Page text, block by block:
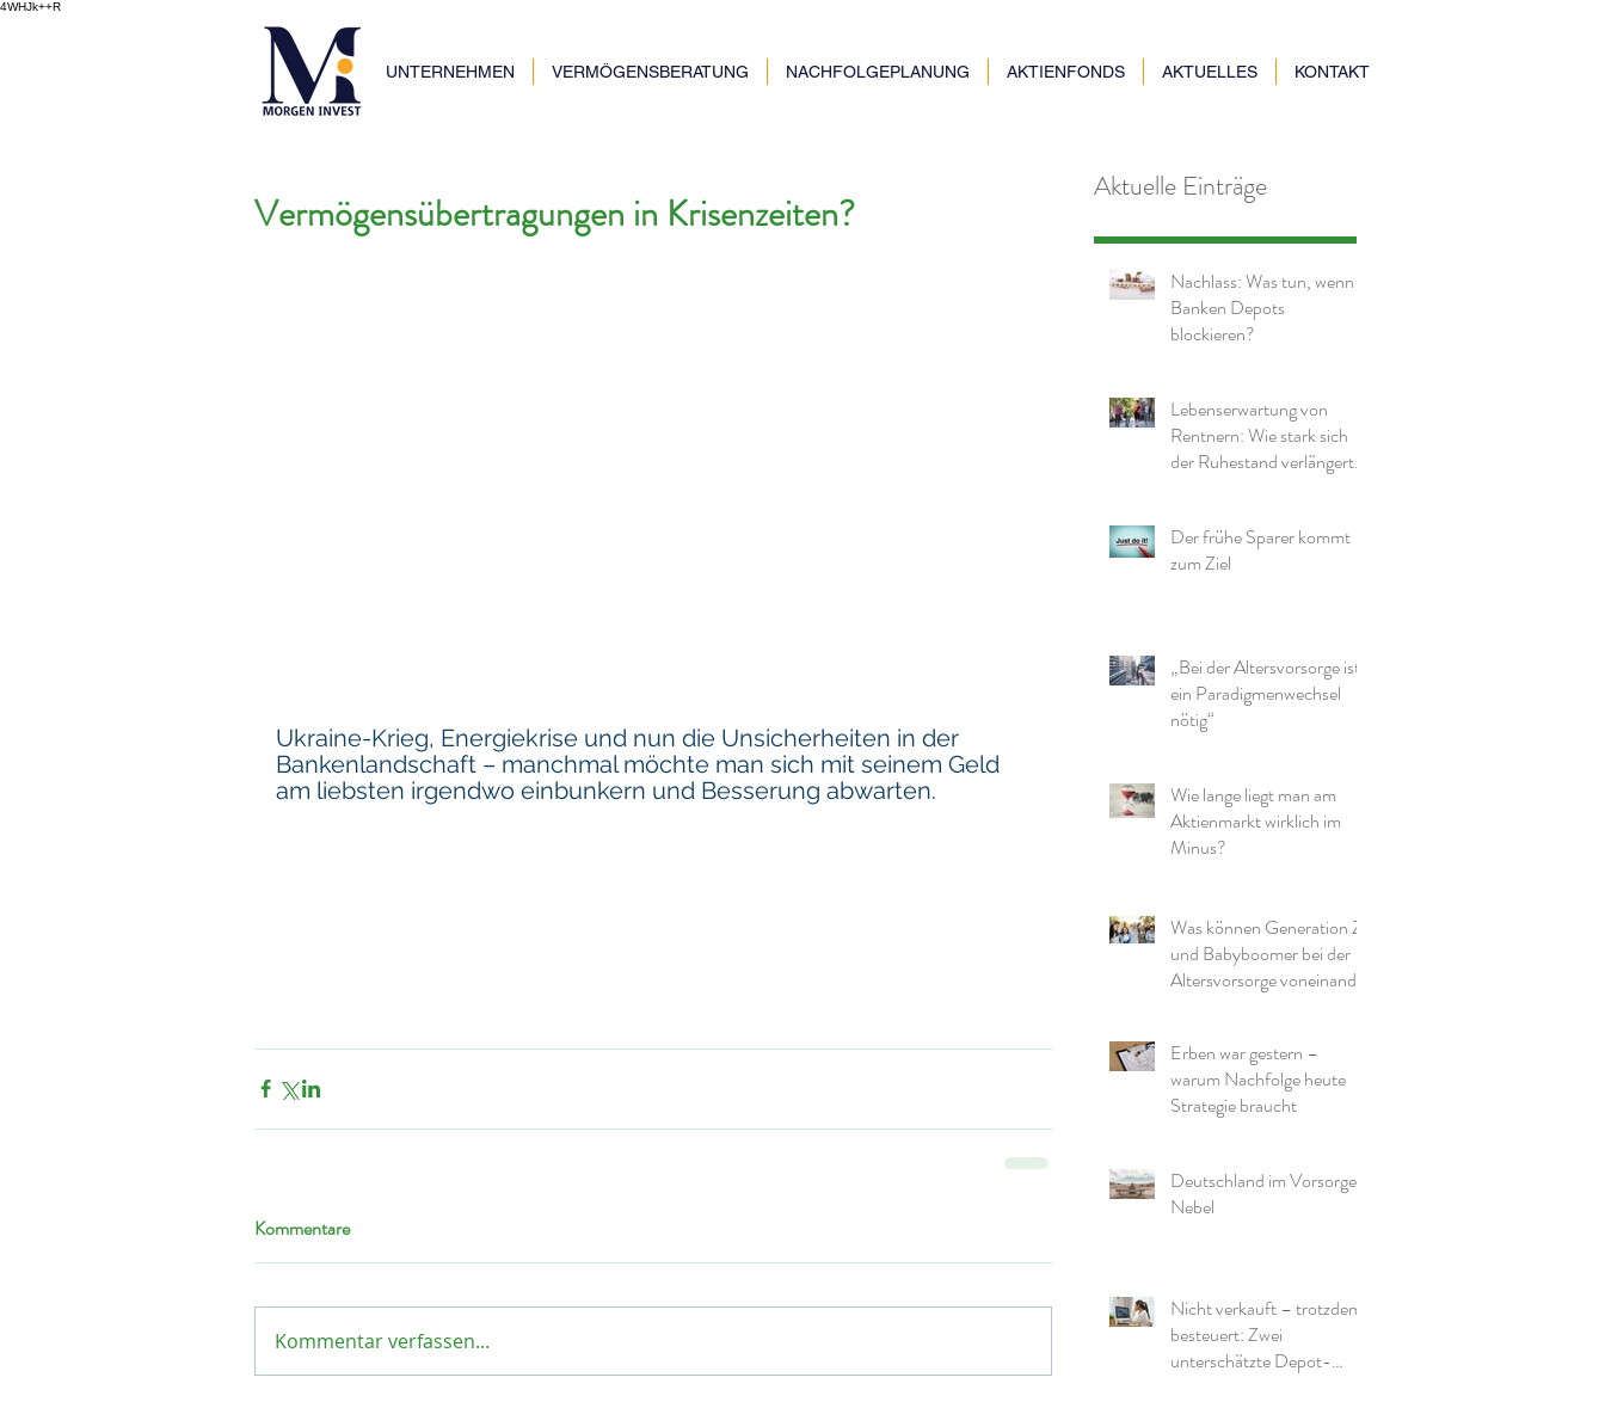
4WHJk++R
UNTERNEHMEN VERMÖGENSBERATUNG NACHFOLGEPLANUNG AKTIENFONDS AKTUELLES KONTAKT
Vermögensübertragungen in Krisenzeiten?
Ukraine-Krieg, Energiekrise und nun die Unsicherheiten in der
Bankenlandschaft – manchmal möchte man sich mit seinem Geld
am liebsten irgendwo einbunkern und Besserung abwarten.
Kommentare
Kommentar verfassen...
Aktuelle Einträge
Nachlass: Was tun, wenn
Banken Depots
blockieren?
Lebenserwartung von
Rentnern: Wie stark sich
der Ruhestand verlängert
Der frühe Sparer kommt
zum Ziel
„Bei der Altersvorsorge ist
ein Paradigmenwechsel
nötig“
Wie lange liegt man am
Aktienmarkt wirklich im
Minus?
Was können Generation Z
und Babyboomer bei der
Altersvorsorge voneinander
Erben war gestern –
warum Nachfolge heute
Strategie braucht
Deutschland im Vorsorge-
Nebel
Nicht verkauft – trotzdem
besteuert: Zwei
unterschätzte Depot-